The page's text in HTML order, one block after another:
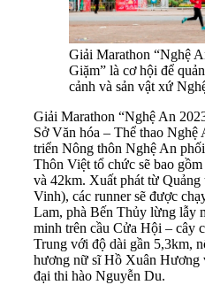
Giải Marathon “Nghệ
Giặm” là cơ hội để
cảnh và sản vật xứ
Giải Marathon “Nghệ An
Sở Văn hóa – Thể thao
triển Nông thôn Nghệ An
Thôn Việt tổ chức sẽ bao
và 42km. Xuất phát từ
Vinh), các runner sẽ được
Lam, phà Bến Thủy lừng lẫy
minh trên cầu Cửa Hội – cây
Trung với độ dài gần 5,3km,
hương nữ sĩ Hồ Xuân Hương
đại thi hào Nguyễn Du.